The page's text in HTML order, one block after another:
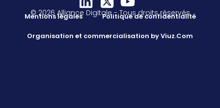
© 2026 Alliance Digitale - Tous droits réservés
Mentions légales Politique de confidentialité
Organisation et commercialisation by Viuz.Com